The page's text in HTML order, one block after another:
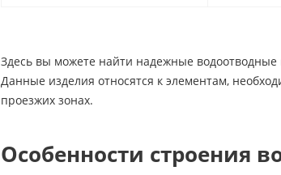
Здесь вы можете найти надежные
Данные изделия относятся к элементам,
проезжих зонах.
Особенности строения